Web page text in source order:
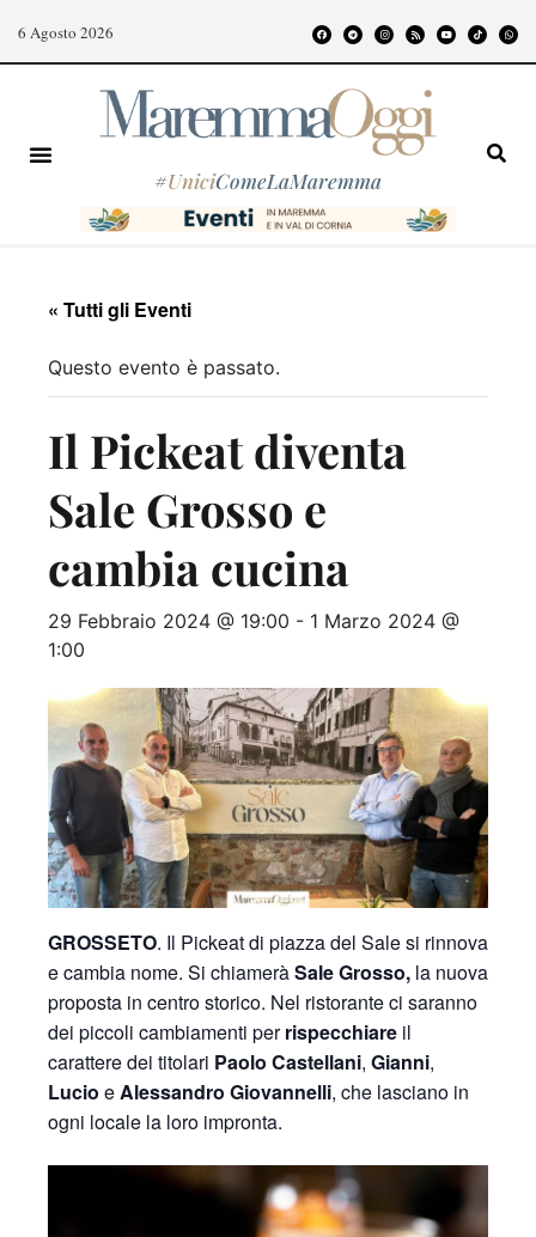
6 Agosto 2026
#UniciComeLaMaremma
« Tutti gli Eventi
Questo evento è passato.
Il Pickeat diventa
Sale Grosso e
cambia cucina
29 Febbraio 2024 @ 19:00 - 1 Marzo 2024 @
1:00
GROSSETO. Il Pickeat di piazza del Sale si rinnova
e cambia nome. Si chiameràSale Grosso, la nuova
proposta in centro storico. Nel ristorante ci saranno
dei piccoli cambiamenti perrispecchiare il
carattere dei titolari Paolo Castellani, Gianni,
Lucio eAlessandro Giovannelli, che lasciano in
ogni locale la loro impronta.